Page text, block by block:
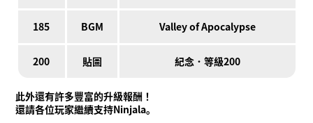
185 BGM Valley of Apocalypse
200 貼圖 紀念．等級200
此外還有許多豐富的升級報酬！
還請各位玩家繼續支持Ninjala。